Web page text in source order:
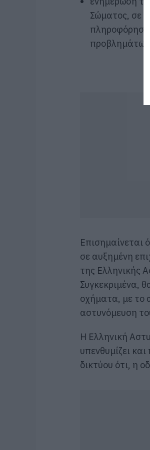
Σώματος, σε
πληροφόρηση
προβλημάτων.
Επισημαίνεται
σε αυξημένη
της Ελληνικής
Συγκεκριμένα,
οχήματα, με το
αστυνόμευση
Η Ελληνική
υπενθυμίζει
δικτύου ότι, η